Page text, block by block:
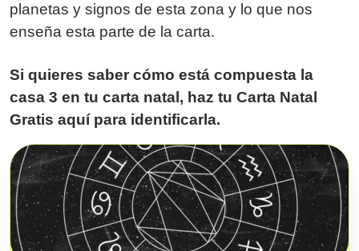
planetas y signos de esta zona y lo que nos
enseña esta parte de la carta.
Si quieres saber cómo está compuesta la
casa 3 en tu carta natal, haz tu Carta Natal
Gratis aquí para identificarla.